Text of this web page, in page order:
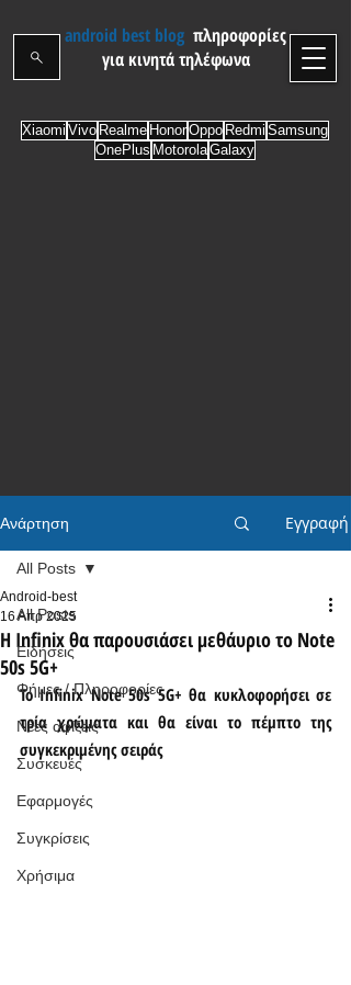
android best blog πληροφορίες
για κινητά τηλέφωνα
Xiaomi Vivo Realme HonorOppo Redmi Samsung
OnePlus MotorolaGalaxy
Ανάρτηση Εγγραφή
All Posts
Ειδήσεις
Φήμες / Πληροφορίες
Νέες αφίξεις
Συσκευές
Εφαρμογές
Συγκρίσεις
Χρήσιμα
All Posts
Η Infinix θα παρουσιάσει μεθάυριο το Note
50s 5G+
Android-best
16 Απρ 2025
Το Infinix Note 50s 5G+ θα κυκλοφορήσει σε
τρία χρώματα και θα είναι το πέμπτο της
συγκεκριμένης σειράς